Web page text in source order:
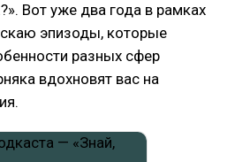
Вот уже два года в рамках
эпизоды, которые
разных сфер
вдохновят вас на